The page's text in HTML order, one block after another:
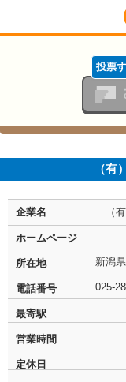
投票
（有
企業名 （有
ホームページ
所在地 新潟
電話番号 025-
最寄駅
営業時間
定休日